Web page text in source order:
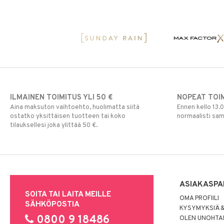
ILMAINEN TOIMITUS YLI 50 €
Aina maksuton vaihtoehto, huolimatta siitä
ostatko yksittäisen tuotteen tai koko
tilauksellesi joka ylittää 50 €.
NOPEAT
Ennen kello
normaalisti
SOITA TAI LAITA MEILLE
SÄHKÖPOSTIA
0800 9 18486
OMA PROFIILI
KYSYMYKSIÄ
OLEN